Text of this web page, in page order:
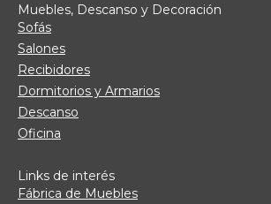
Muebles, Descanso y Decoración
Sofás
Salones
Recibidores
Dormitorios y Armarios
Descanso
Oficina
Links de interés
Fábrica de Muebles